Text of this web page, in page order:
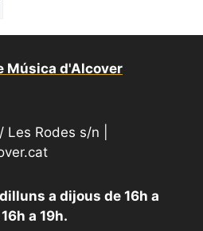
Música d'Alcover
Rodes s/n |
a dijous de 16h a
a 19h.